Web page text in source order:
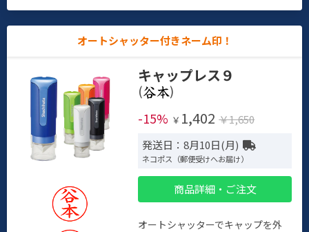
オートシャッター付きネーム印！
キャップレス９
(
)
-15% ￥ 1,402 ￥1,650
発送日：8月10日(月)
ネコポス（郵便受けへお届け）
商品詳細・ご注文
オートシャッターでキャップを外